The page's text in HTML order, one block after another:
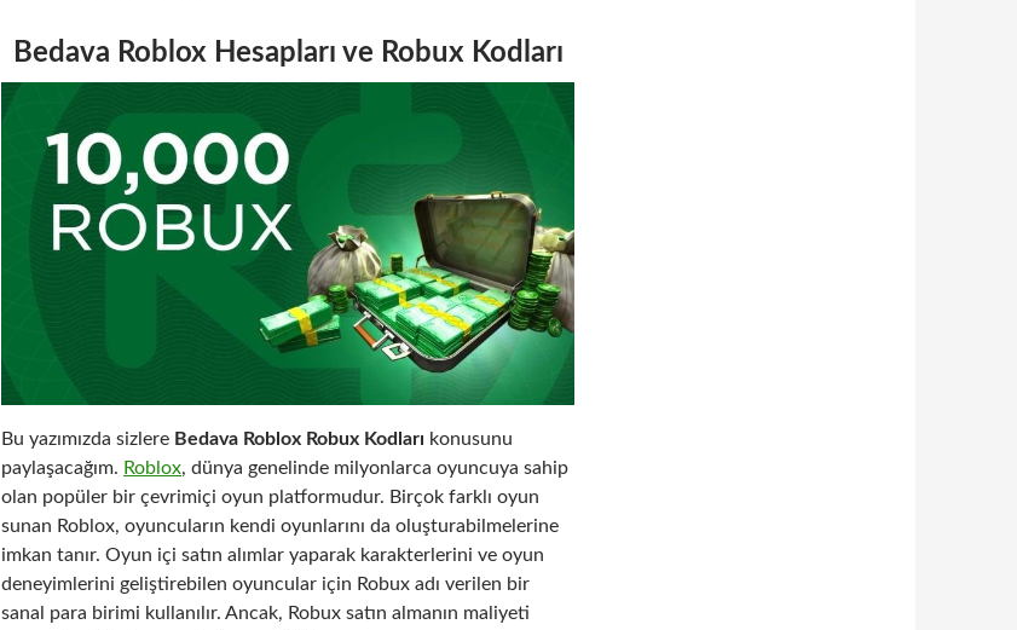
Bedava Roblox Hesapları ve Robux Kodları
Bu yazımızda sizlere Bedava Roblox Robux Kodları konusunu
paylaşacağım. Roblox, dünya genelinde milyonlarca oyuncuya sahip
olan popüler bir çevrimiçi oyun platformudur. Birçok farklı oyun
sunan Roblox, oyuncuların kendi oyunlarını da oluşturabilmelerine
imkan tanır. Oyun içi satın alımlar yaparak karakterlerini ve oyun
deneyimlerini geliştirebilen oyuncular için Robux adı verilen bir
sanal para birimi kullanılır. Ancak, Robux satın almanın maliyeti